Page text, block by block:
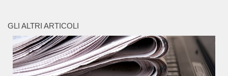
GLI ALTRI ARTICOLI